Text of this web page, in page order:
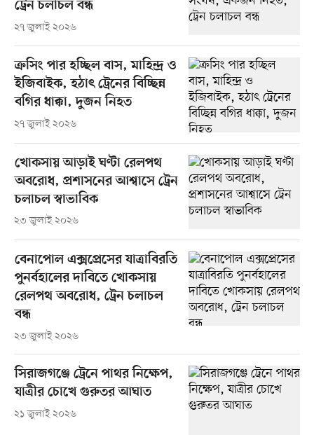
ট্রেন চলাচল বন্ধ
২৭ জুলাই ২০২৬
ক্রসিং পার হচ্ছিল বাস, মাহিন্দ্র ও
ইজিবাইক, হঠাৎ ট্রেনের বিচ্ছিন্ন
বগির ধাক্কা, দুজন নিহত
২৭ জুলাই ২০২৬
খোকসায় আড়াই ঘণ্টা রেলপথ
অবরোধ, প্রশাসনের আশ্বাসে ট্রেন
চলাচল স্বাভাবিক
২৩ জুলাই ২০২৬
বেনাপোল এক্সপ্রেসের যাত্রাবিরতি
পুনর্বহালের দাবিতে খোকসায়
রেলপথ অবরোধ, ট্রেন চলাচল
বন্ধ
২৩ জুলাই ২০২৬
সিরাজগঞ্জে ট্রেনে পাথর নিক্ষেপ,
যাত্রীর চোখে গুরুতর আঘাত
২১ জুলাই ২০২৬